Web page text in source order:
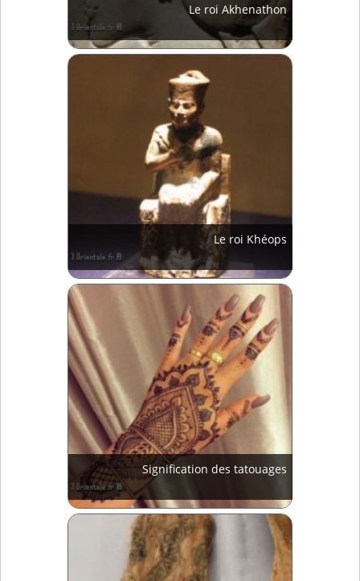
Le roi Akhenathon
Le roi Khéops
Signification des tatouages